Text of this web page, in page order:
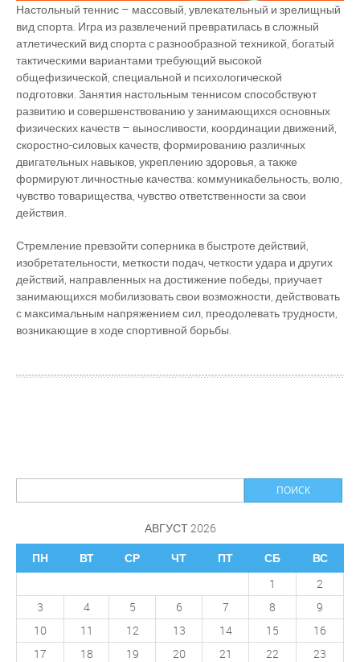
Настольный теннис – массовый, увлекательный и зрелищный
вид спорта. Игра из развлечений превратилась в сложный
атлетический вид спорта с разнообразной техникой, богатый
тактическими вариантами требующий высокой
общефизической, специальной и психологической
подготовки. Занятия настольным теннисом способствуют
развитию и совершенствованию у занимающихся основных
физических качеств – выносливости, координации движений,
скоростно-силовых качеств, формированию различных
двигательных навыков, укреплению здоровья, а также
формируют личностные качества: коммуникабельность, волю,
чувство товарищества, чувство ответственности за свои
действия.
Стремление превзойти соперника в быстроте действий,
изобретательности, меткости подач, четкости удара и других
действий, направленных на достижение победы, приучает
занимающихся мобилизовать свои возможности, действовать
с максимальным напряжением сил, преодолевать трудности,
возникающие в ходе спортивной борьбы.
АВГУСТ 2026
ПН
ВТ СР ЧТ ПТ СБ
ВС
1
2
3
4 5 6 7 8
9
10
11 12 13 14 15
16
17
18 19 20 21 22
23